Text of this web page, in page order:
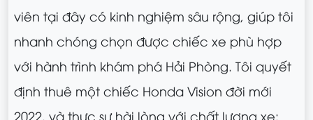
viên tại đây có kinh nghiệm sâu rộng, giúp tôi
nhanh chóng chọn được chiếc xe phù hợp
với hành trình khám phá Hải Phòng. Tôi quyết
định thuê một chiếc Honda Vision đời mới
2022, và thực sự hài lòng với chất lượng xe: